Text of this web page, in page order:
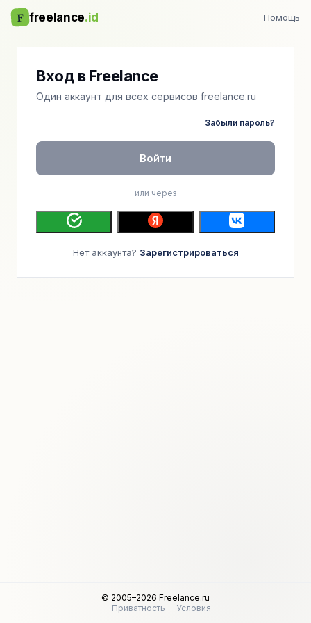
F freelance.id Помощь
Вход в Freelance
Один аккаунт для всех сервисов freelance.ru
Забыли пароль?
Войти
или через
Нет аккаунта? Зарегистрироваться
© 2005–2026 Freelance.ru
Приватность
Условия